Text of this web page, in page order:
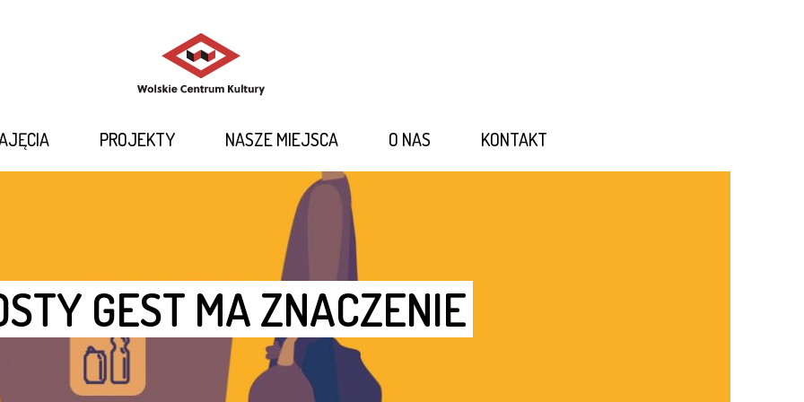
PROJEKTY NASZE MIEJSCA O NAS KONTAKT
GEST MA ZNACZENIE
ZAJĘCIA
PROJEKTY
O NAS